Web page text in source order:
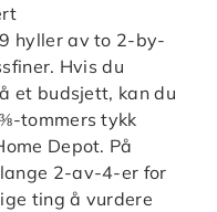
hyller av to 2-by-
Hvis du
et budsjett, kan du
tommers tykk
Depot. På
2-av-4-er for
ting å vurdere